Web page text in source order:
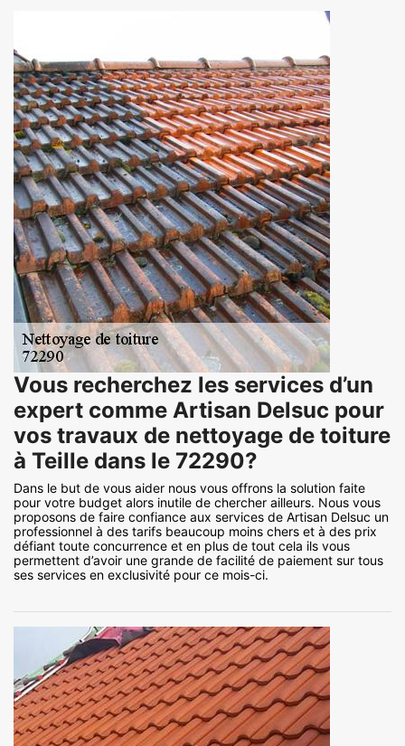
Vous recherchez les services d’un
expert comme Artisan Delsuc pour
vos travaux de nettoyage de toiture
à Teille dans le 72290?
Dans le but de vous aider nous vous offrons la solution faite
pour votre budget alors inutile de chercher ailleurs. Nous vous
proposons de faire confiance aux services de Artisan Delsuc un
professionnel à des tarifs beaucoup moins chers et à des prix
défiant toute concurrence et en plus de tout cela ils vous
permettent d’avoir une grande de facilité de paiement sur tous
ses services en exclusivité pour ce mois-ci.